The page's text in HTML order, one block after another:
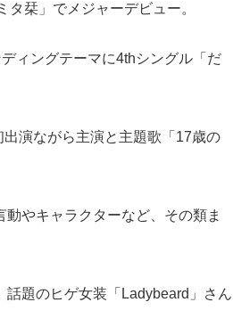
栞」でメジャーデビュー。
ィングテーマに4thシングル「だ
演ながら主演と主題歌「17歳の
やキャラクターなど、その類ま
話題のヒゲ女装「Ladybeard」さん